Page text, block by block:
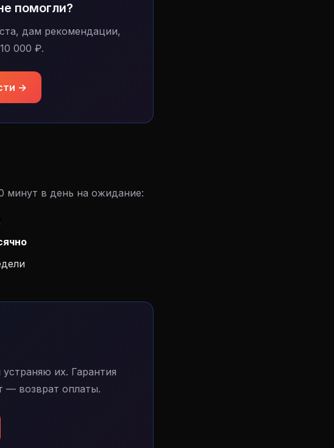
помогли?
дам рекомендации,
000 ₽.
→
минут в день на ожидание:
их. Гарантия
— возврат оплаты.